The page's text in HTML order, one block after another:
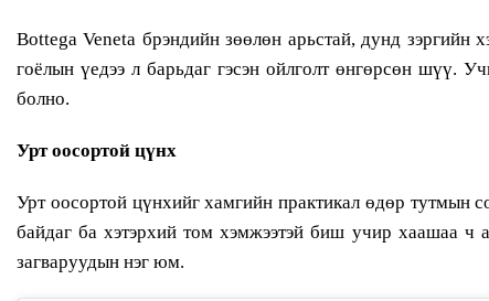
Bottega Veneta брэндийн зөөлөн арьстай, дунд зэргийн
гоёлын үедээ л барьдаг гэсэн ойлголт өнгөрсөн шүү.
болно.
Урт оосортой цүнх
Урт оосортой цүнхийг хамгийн практикал өдөр тутмын
байдаг ба хэтэрхий том хэмжээтэй биш учир хаашаа ч
загваруудын нэг юм.